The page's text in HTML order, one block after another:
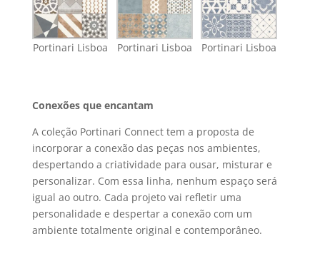
Portinari Lisboa Portinari Lisboa Portinari Lisboa
Conexões que encantam
A coleção Portinari Connect tem a proposta de
incorporar a conexão das peças nos ambientes,
despertando a criatividade para ousar, misturar e
personalizar. Com essa linha, nenhum espaço será
igual ao outro. Cada projeto vai refletir uma
personalidade e despertar a conexão com um
ambiente totalmente original e contemporâneo.